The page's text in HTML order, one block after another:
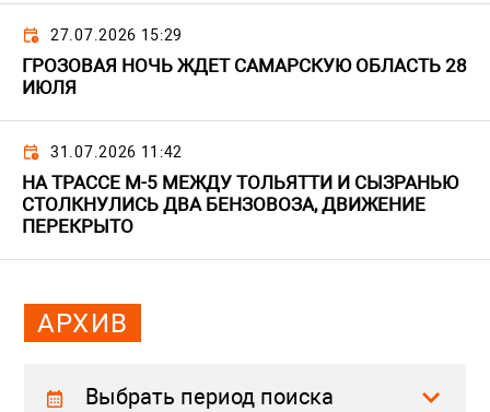
27.07.2026 15:29
ГРОЗОВАЯ НОЧЬ ЖДЕТ САМАРСКУЮ ОБЛАСТЬ 28
ИЮЛЯ
31.07.2026 11:42
НА ТРАССЕ М-5 МЕЖДУ ТОЛЬЯТТИ И СЫЗРАНЬЮ
СТОЛКНУЛИСЬ ДВА БЕНЗОВОЗА, ДВИЖЕНИЕ
ПЕРЕКРЫТО
АРХИВ
Выбрать период поиска